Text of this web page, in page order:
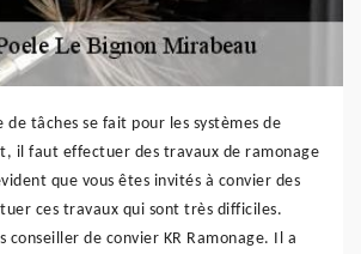
de tâches se fait pour les systèmes de
il faut effectuer des travaux de ramonage
que vous êtes invités à convier des
ces travaux qui sont très difficiles.
conseiller de convier KR Ramonage. Il a